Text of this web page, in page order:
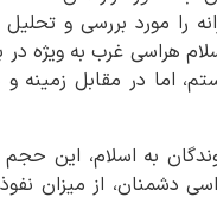
را مورد بررسی و تحلیل
هراسی غرب به ویژه
اما در مقابل زمینه و
به اسلام، این
دشمنان، از میزان